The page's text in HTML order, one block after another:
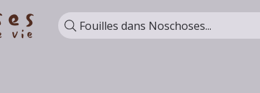
Fouilles dans Noschoses...